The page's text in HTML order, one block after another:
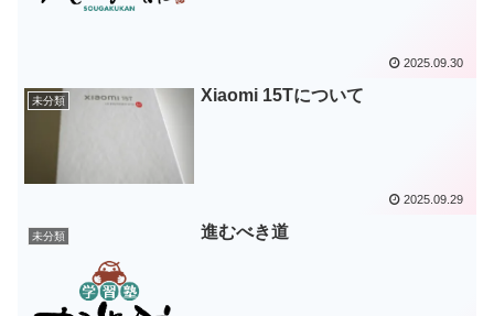
2025.09.30
未分類 Xiaomi 15Tについて
2025.09.29
未分類 進むべき道